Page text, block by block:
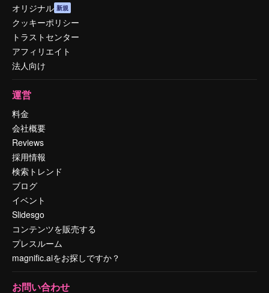
オリジナル 新規
クッキーポリシー
トラストセンター
アフィリエイト
法人向け
運営
料金
会社概要
Reviews
採用情報
検索トレンド
ブログ
イベント
Slidesgo
コンテンツを販売する
プレスルーム
magnific.aiをお探しですか？
お問い合わせ